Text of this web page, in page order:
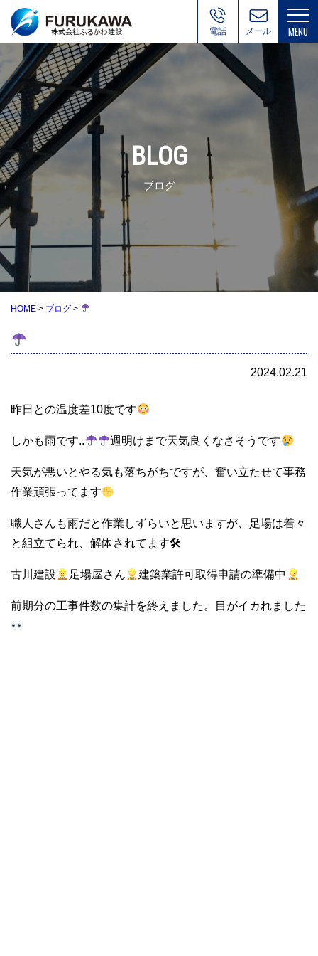
お問い合
電話
BLOG
ブログ
HOME > ブログ >
2024.02.21
昨日との温度差10度です
しかも雨です.. 週明けまで天気良くなさそうです
天気が悪いとやる気も落ちがちですが、奮い立たせて事務
作業頑張ってます
職人さんも雨だと作業しずらいと思いますが、足場は着々
と組立てられ、解体されてます🛠
古川建設 足場屋さん 建築業許可取得申請の準備中
前期分の工事件数の集計を終えました。目がイカれました